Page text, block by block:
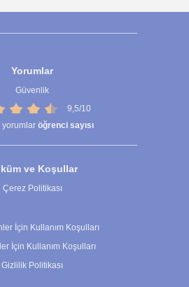
Yorumlar
Güvenlik
9,5/10
yorumlar öğrenci sayısı
ve Koşullar
Çerez Politikası
İçin Kullanım Koşulları
İçin Kullanım Koşulları
Gizlilik Politikası